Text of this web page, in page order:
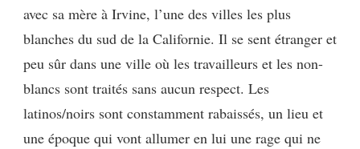
avec sa mère à Irvine, l’une des villes les plus
blanches du sud de la Californie. Il se sent étranger et
peu sûr dans une ville où les travailleurs et les non-
blancs sont traités sans aucun respect. Les
latinos/noirs sont constamment rabaissés, un lieu et
une époque qui vont allumer en lui une rage qui ne